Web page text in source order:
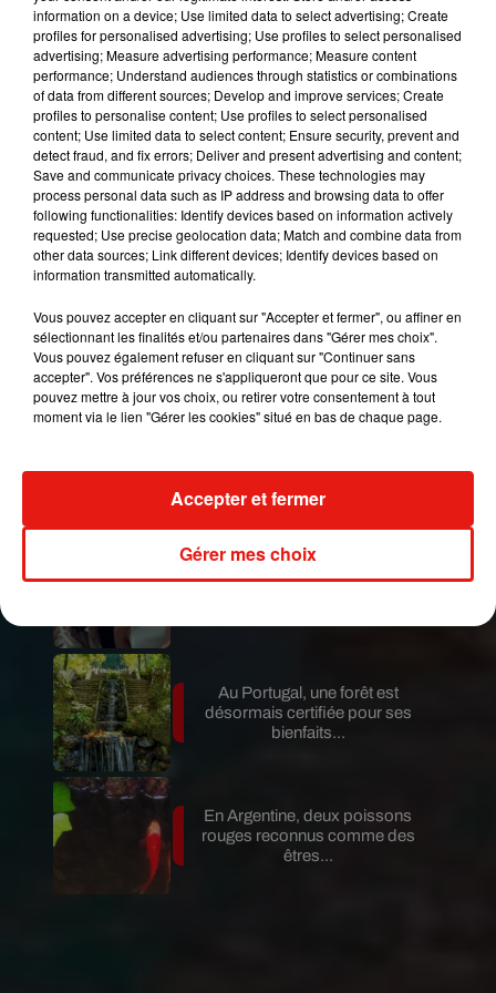
Publié : 22 juillet 2019 à 6h51 par Diane
Thibaudier
état de calme et de tranquillité particulièrement
appréciable. Tentés ?
Mundo Latino
Le fourmilier géant fait son retour
en Argentine, et en pleine...
Karol G dévoile la tracklist de
son nouvel album… avec des
invités...
Au Portugal, une forêt est
désormais certifiée pour ses
bienfaits...
En Argentine, deux poissons
rouges reconnus comme des
êtres...
information on a device; Use limited data to select advertising; Create
profiles for personalised advertising; Use profiles to select personalised
advertising; Measure advertising performance; Measure content
performance; Understand audiences through statistics or combinations
of data from different sources; Develop and improve services; Create
profiles to personalise content; Use profiles to select personalised
content; Use limited data to select content; Ensure security, prevent and
detect fraud, and fix errors; Deliver and present advertising and content;
Save and communicate privacy choices. These technologies may
process personal data such as IP address and browsing data to offer
following functionalities: Identify devices based on information actively
requested; Use precise geolocation data; Match and combine data from
other data sources; Link different devices; Identify devices based on
information transmitted automatically.
Vous pouvez accepter en cliquant sur "Accepter et fermer", ou affiner en
sélectionnant les finalités et/ou partenaires dans "Gérer mes choix".
Vous pouvez également refuser en cliquant sur "Continuer sans
accepter". Vos préférences ne s'appliqueront que pour ce site. Vous
pouvez mettre à jour vos choix, ou retirer votre consentement à tout
moment via le lien "Gérer les cookies" situé en bas de chaque page.
Gérer mes choix
Accepter et fermer